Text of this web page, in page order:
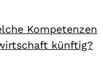
Kompetenzen
künftig?